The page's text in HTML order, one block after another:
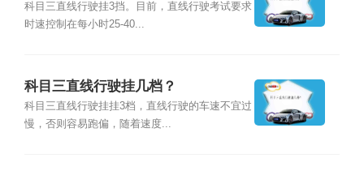
科目三直线行驶挂3挡。目前，直线行驶考试要求
时速控制在每小时25-40...
科目三直线行驶挂几档？
科目三直线行驶挂挂3档，直线行驶的车速不宜过
慢，否则容易跑偏，随着速度...